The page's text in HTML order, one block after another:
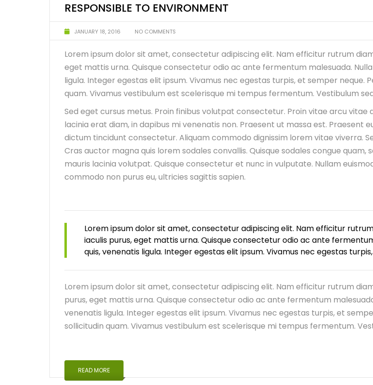
RESPONSIBLE TO ENVIRONMENT
JANUARY 18, 2016 NO COMMENTS
Lorem ipsum dolor sit amet, consectetur adipiscing elit. Nam efficitur rutrum
eget mattis urna. Quisque consectetur odio ac ante fermentum malesuada.
ligula. Integer egestas elit ipsum. Vivamus nec egestas turpis, et semper neque.
quam. Vivamus vestibulum est scelerisque mi tempus fermentum. Vestibulum
Sed eget cursus metus. Proin finibus volutpat consectetur. Proin vitae arcu
lacinia erat diam, in dapibus mi venenatis non. Praesent ut massa est. Praesent
dictum tincidunt consectetur. Aliquam commodo dignissim lorem vitae viverra.
Cras auctor magna quis lorem sodales convallis. Quisque sodales congue quam,
mauris lacinia volutpat. Quisque consectetur et nunc in vulputate. Nullam
commodo non purus eu, ultricies sagittis sapien.
Lorem ipsum dolor sit amet, consectetur adipiscing elit. Nam efficitur
iaculis purus, eget mattis urna. Quisque consectetur odio ac ante
quis, venenatis ligula. Integer egestas elit ipsum. Vivamus nec egestas
Lorem ipsum dolor sit amet, consectetur adipiscing elit. Nam efficitur rutrum
purus, eget mattis urna. Quisque consectetur odio ac ante fermentum
venenatis ligula. Integer egestas elit ipsum. Vivamus nec egestas turpis, et
sollicitudin quam. Vivamus vestibulum est scelerisque mi tempus fermentum.
READ MORE